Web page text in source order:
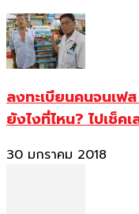
ลงทะเบียนคนจนเฟ
ยังไงที่ไหน? ไปเช็ค
30 มกราคม 2018